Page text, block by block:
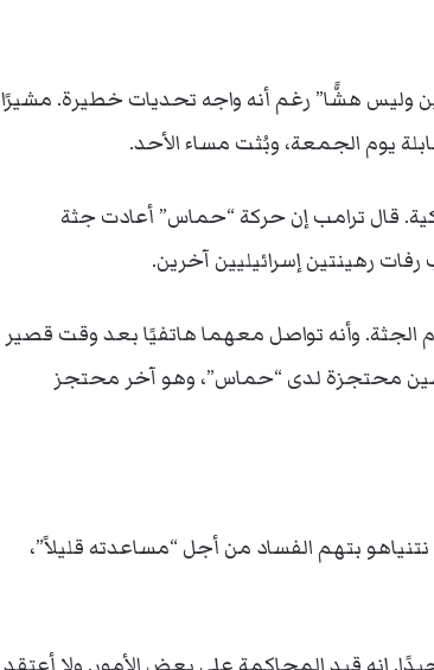
وليس هشًّا” رغم أنه واجه تحديات خطيرة. مشيرًا
يوم الجمعة، وبُثت مساء الأحد.
قال ترامب إن حركة “حماس” أعادت جثة
رفات رهينتين إسرائيليين آخرين.
الجثة. وأنه تواصل معهما هاتفيًا بعد وقت قصير
تشين محتجزة لدى “حماس”، وهو آخر محتجز
بتهم الفساد من أجل “مساعدته قليلاً”،